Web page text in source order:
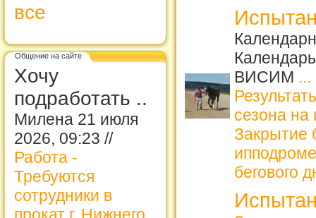
все
Общение на сайте
Хочу
подработать ..
Милена 21 июля
2026, 09:23 //
Работа -
Требуются
сотрудники в
ВИСИМ ...
сезона
Закрытие
бегового